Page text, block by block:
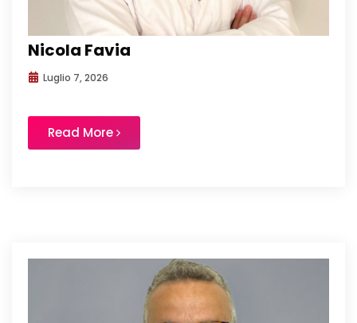
Nicola Favia
Luglio 7, 2026
Read More